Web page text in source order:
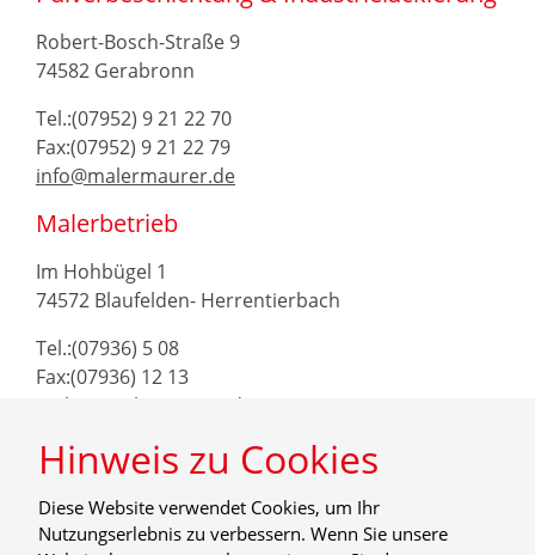
Robert-Bosch-Straße 9
74582 Gerabronn
Tel.:(07952) 9 21 22 70
Fax:(07952) 9 21 22 79
info@malermaurer.de
Malerbetrieb
Im Hohbügel 1
74572 Blaufelden- Herrentierbach
Tel.:(07936) 5 08
Fax:(07936) 12 13
maler@malermaurer.de
Hinweis zu Cookies
Diese Website verwendet Cookies, um Ihr
Nutzungserlebnis zu verbessern. Wenn Sie unsere